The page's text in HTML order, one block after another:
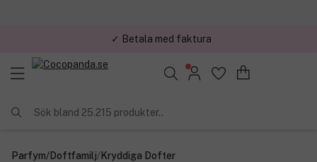
✓ Betala med faktura
✓ Trygg E-handel
Sök bland 25.215 produkter..
Parfym/Doftfamilj/Kryddiga Dofter